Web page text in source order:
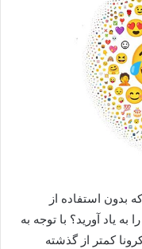
بدون استفاده از
یاد آورید؟ با توجه به
کمتر از گذشته